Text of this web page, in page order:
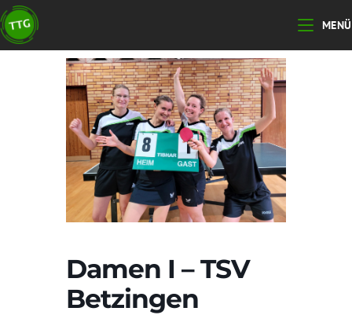
Zum
Inhalt
springen
MENÜ
Damen I – TSV
Betzingen